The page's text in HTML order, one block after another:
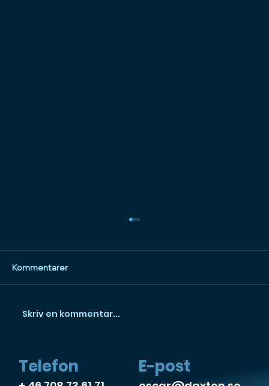
Vad innebär Copywriting?
Kommentarer
Skriv en kommentar...
Telefon E-post